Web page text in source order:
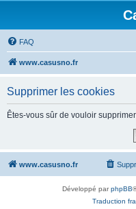
FAQ
www.casusno.fr
Supprimer les cookies
Êtes-vous sûr de vouloir
www.casusno.fr
Développé parphpBB
Traduction